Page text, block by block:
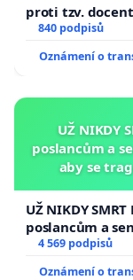
proti tzv.
840 podpisů
Oznámení o
UŽ NIKDY
poslancům a
aby se
UŽ NIKDY SMRT
poslancům a
aby se
4 569 podpisů
Oznámení o